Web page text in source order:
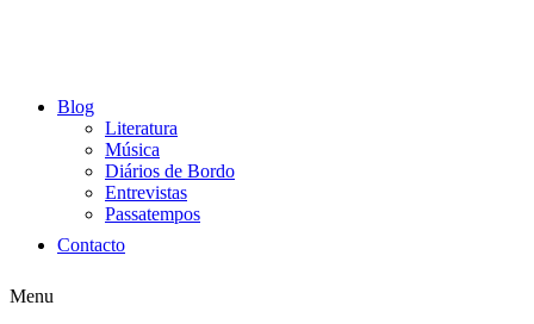
Blog
Literatura
Música
Diários de Bordo
Entrevistas
Passatempos
Contacto
Menu